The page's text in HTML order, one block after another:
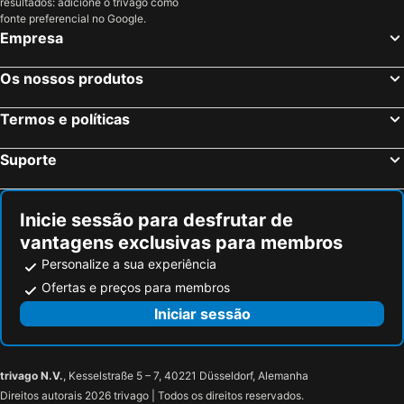
Askeli, Ática Hotéis
Mykonos-Town, Sul do Mar Egeu Hotéis
Ixia, Sul do Mar Egeu Hotéis
Chersonissos, Creta Hotéis
Imerovigli, Sul do Mar Egeu Hotéis
fonte preferencial no Google.
Empresa
Os nossos produtos
Termos e políticas
Suporte
Inicie sessão para desfrutar de
vantagens exclusivas para membros
Personalize a sua experiência
Ofertas e preços para membros
Iniciar sessão
trivago N.V., Kesselstraße 5 – 7, 40221 Düsseldorf, Alemanha
Direitos autorais 2026 trivago | Todos os direitos reservados.